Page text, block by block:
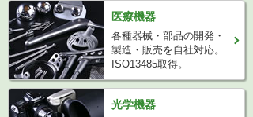
医療機器
各種器械・部品の開発・
製造・販売を自社対応。
ISO13485取得。
光学機器